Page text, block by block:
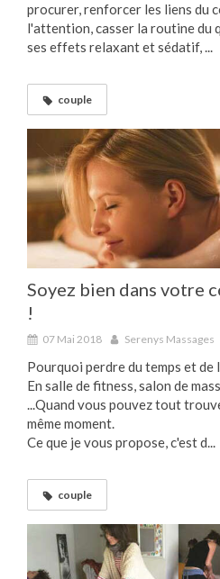
procurer, renforcer les liens du
l'attention, casser la routine du
ses effets relaxant et sédatif, ...
couple
Soyez bien dans votre
!
07 Mai 2018 Serenys Massages
Pourquoi perdre du temps et de
En salle de fitness, salon de
...Quand vous pouvez tout
même moment.
Ce que je vous propose, c'est d...
couple